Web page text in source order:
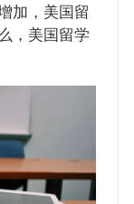
加，美国留
，美国留学